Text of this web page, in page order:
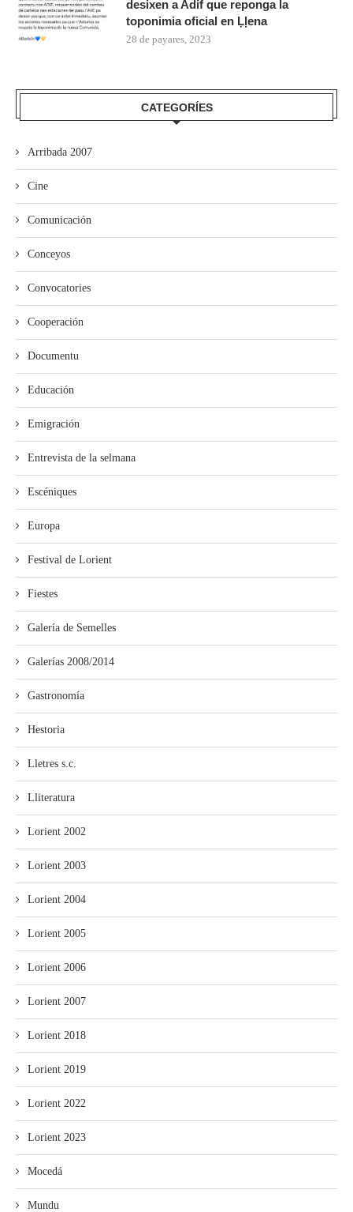
desixen a Adif que reponga la
toponimia oficial en Ḷḷena
28 de payares, 2023
CATEGORÍES
Arribada 2007
Cine
Comunicación
Conceyos
Convocatories
Cooperación
Documentu
Educación
Emigración
Entrevista de la selmana
Escéniques
Europa
Festival de Lorient
Fiestes
Galería de Semelles
Galerías 2008/2014
Gastronomía
Hestoria
Lletres s.c.
Lliteratura
Lorient 2002
Lorient 2003
Lorient 2004
Lorient 2005
Lorient 2006
Lorient 2007
Lorient 2018
Lorient 2019
Lorient 2022
Lorient 2023
Mocedá
Mundu